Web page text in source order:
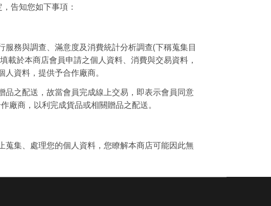
告知您如下事項：
務與調查、滿意度及消費統計分析調查(下稱蒐集目
於本商店會員申請之個人資料、消費與交易資料，
資料，提供予合作廠商。
之配送，故當會員完成線上交易，即表示會員同意
商，以利完成貨品或相關贈品之配送。
集、處理您的個人資料，您瞭解本商店可能因此無